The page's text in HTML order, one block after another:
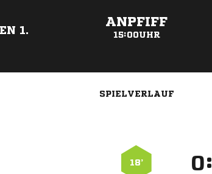
1.
ANPFIFF
15:00UHR
SPIELVERLAUF
18’ :